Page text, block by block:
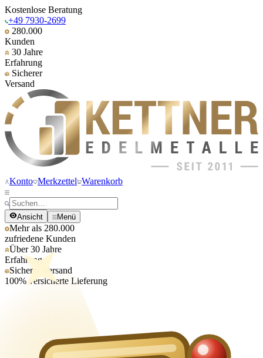
Kostenlose Beratung
+49 7930-2699
280.000
Kunden
30 Jahre
Erfahrung
Sicherer
Versand
Konto Merkzettel Warenkorb
Ansicht Menü
Mehr als 280.000
zufriedene Kunden
Über 30 Jahre
Erfahrung
Sicherer Versand
100% versicherte Lieferung